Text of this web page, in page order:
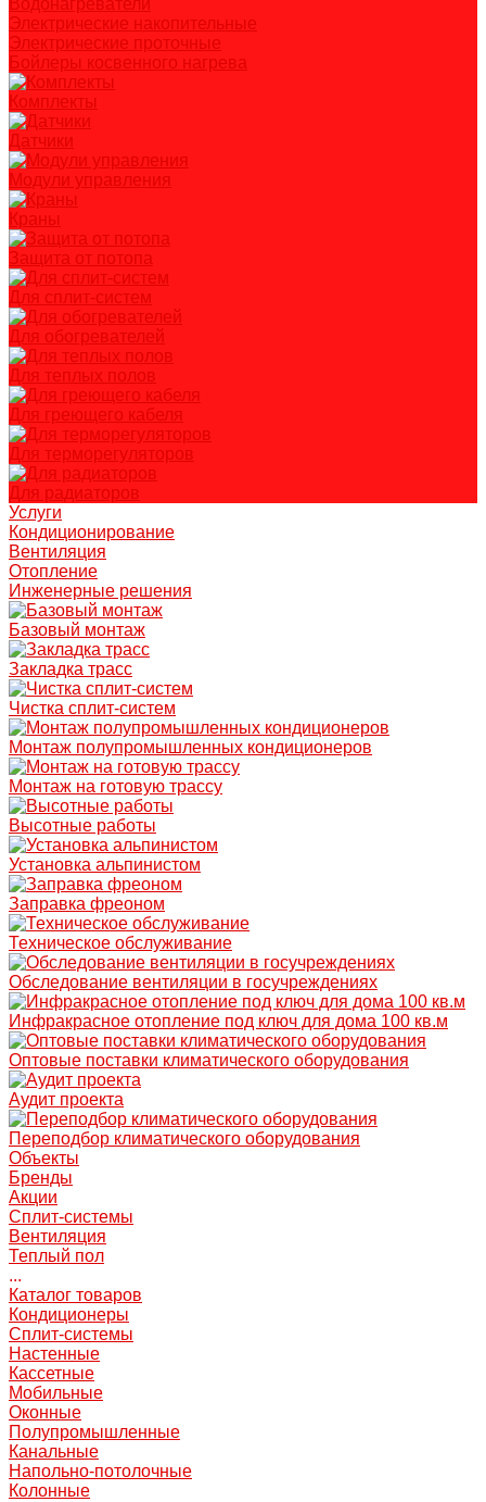
Водонагреватели
Электрические накопительные
Электрические проточные
Бойлеры косвенного нагрева
Комплекты
Датчики
Модули управления
Краны
Защита от потопа
Для сплит-систем
Для обогревателей
Для теплых полов
Для греющего кабеля
Для терморегуляторов
Для радиаторов
Услуги
Кондиционирование
Вентиляция
Отопление
Инженерные решения
Базовый монтаж
Закладка трасс
Чистка сплит-систем
Монтаж полупромышленных кондиционеров
Монтаж на готовую трассу
Высотные работы
Установка альпинистом
Заправка фреоном
Техническое обслуживание
Обследование вентиляции в госучреждениях
Инфракрасное отопление под ключ для дома 100 кв.м
Оптовые поставки климатического оборудования
Аудит проекта
Переподбор климатического оборудования
Объекты
Бренды
Акции
Сплит-системы
Вентиляция
Теплый пол
...
Каталог товаров
Кондиционеры
Сплит-системы
Настенные
Кассетные
Мобильные
Оконные
Полупромышленные
Канальные
Напольно-потолочные
Колонные